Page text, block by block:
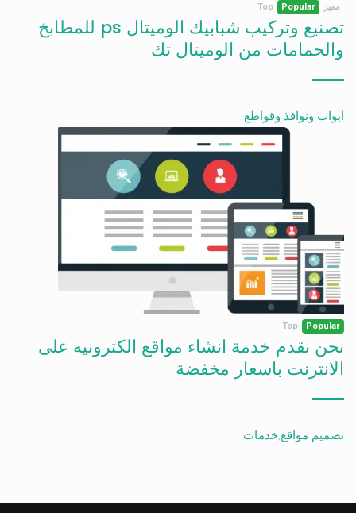
مميز Popular
Top
تصنيع وتركيب شبابيك الوميتال ps للمطابخ
والحمامات من الوميتال تك
ابواب ونوافذ وقواطع
Popular
Top
نحن نقدم خدمة انشاء مواقع الكترونيه على
الانترنت باسعار مخفضة
تصميم مواقع,خدمات